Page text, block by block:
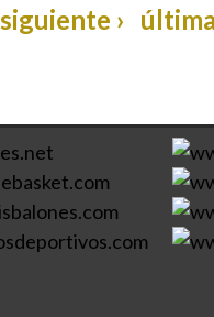
siguiente ›